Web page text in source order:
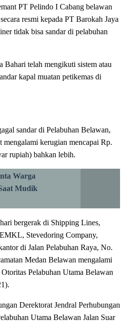
PT Pelindo I Cabang belawan
resmi kepada PT Barokah Jaya
tidak bisa sandar di pelabuhan
Bahari telah mengikuti sistem atau
kapal muatan petikemas di
sandar di Pelabuhan Belawan,
mengalami kerugian mencapai Rp.
rupiah) bahkan lebih.
Warga
Mudik
bergerak di Shipping Lines,
Stevedoring Company,
di Jalan Pelabuhan Raya, No.
Medan Belawan mengalami
Pelabuhan Utama Belawan
Derektorat Jendral Perhubungan
Utama Belawan Jalan Suar